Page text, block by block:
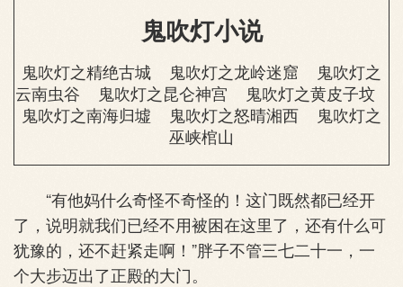
鬼吹灯小说
鬼吹灯之精绝古城 鬼吹灯之龙岭迷窟
鬼吹灯之
云南虫谷
鬼吹灯之昆仑神宫
鬼吹灯之黄皮子坟
鬼吹灯之南海归墟
鬼吹灯之怒晴湘西
鬼吹灯之
巫峡棺山
“有他妈什么奇怪不奇怪的！这门既然都已经开
了，说明就我们已经不用被困在这里了，还有什么可
犹豫的，还不赶紧走啊！”胖子不管三七二十一，一
个大步迈出了正殿的大门。